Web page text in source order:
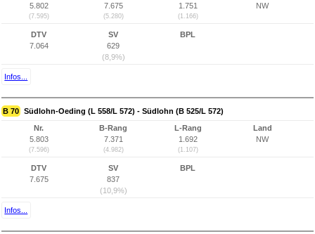
5.802
(7.595)
7.675
(5.280)
1.751
(1.166)
NW
DTV
7.064
SV
629
(8,9%)
BPL
Infos...
B 70 Südlohn-Oeding (L 558/L 572) - Südlohn (B 525/L 572)
Nr.
5.803
(7.596)
B-Rang
7.371
(4.982)
L-Rang
1.692
(1.107)
Land
NW
DTV
7.675
SV
837
(10,9%)
BPL
Infos...